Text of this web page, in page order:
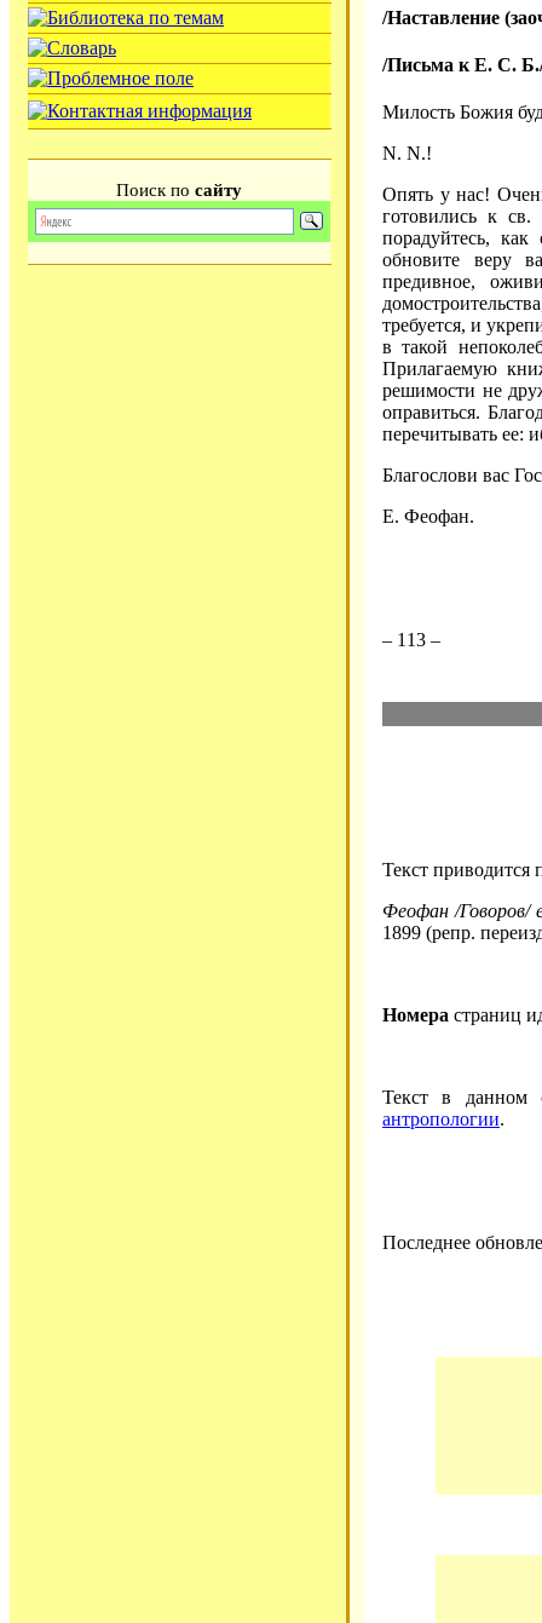
Поиск по сайту
/Наставление
/Письма к Е. С.
Милость Божия
N. N.!
Опять у нас!
готовились к
порадуйтесь,
обновите веру
предивное,
требуется, и
в такой
Прилагаемую
решимости не
оправиться.
перечитывать ее:
Благослови вас
Е. Феофан.
– 113 –
Текст приводится
Феофан /Говоров/
1899 (репр.
Номера страниц
Текст в
антропологии.
Последнее